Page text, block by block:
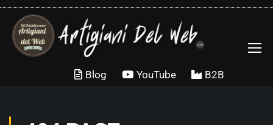
B2B
YouTube
Blog